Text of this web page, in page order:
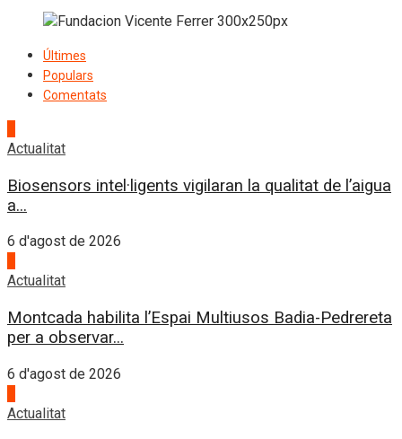
Últimes
Populars
Comentats
Actualitat
Biosensors intel·ligents vigilaran la qualitat de l’aigua
a...
6 d'agost de 2026
Actualitat
Montcada habilita l’Espai Multiusos Badia-Pedrereta
per a observar...
6 d'agost de 2026
Actualitat